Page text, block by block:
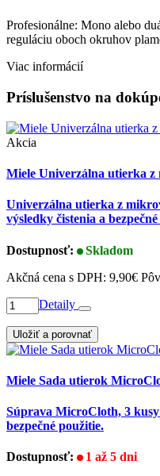
Profesionálne: Mono alebo
reguláciu oboch okruhov
Viac informácií
Príslušenstvo na
Akcia
Miele Univerzálna utierka
Univerzálna utierka z
výsledky čistenia a
Dostupnosť:
Skladom
Akčná cena s DPH: 9,90€
Detaily
Uložiť a porovnať
Miele Sada utierok
Súprava MicroCloth, 3
bezpečné použitie.
Dostupnosť:
1 až 5 dni